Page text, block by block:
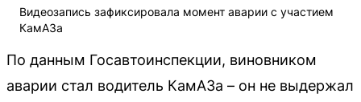
Видеозапись зафиксировала момент аварии с участием
КамАЗа
По данным Госавтоинспекции, виновником
аварии стал водитель КамАЗа – он не выдержал